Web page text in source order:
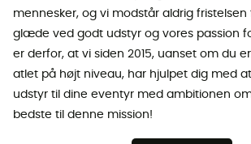
mennesker, og vi modstår aldrig
glæde ved godt udstyr og vores passion
er derfor, at vi siden 2015, uanset om du
atlet på højt niveau, har hjulpet dig med
udstyr til dine eventyr med ambitionen
bedste til denne mission!